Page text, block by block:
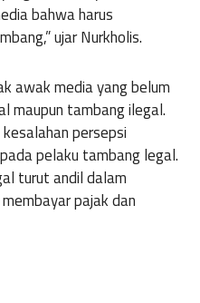
bahwa harus
ujar Nurkholis.
awak media yang belum
maupun tambang ilegal.
persepsi
pelaku tambang legal.
turut andil dalam
pajak dan